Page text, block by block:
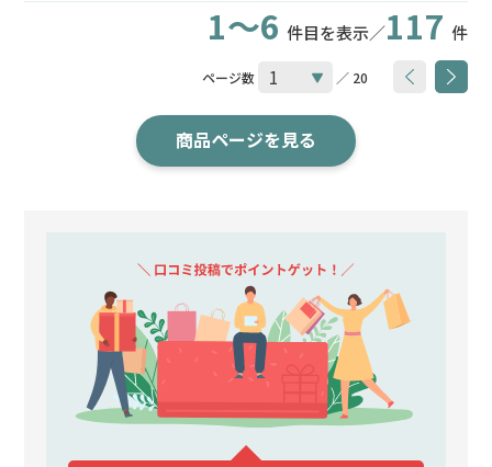
1～6 件目を表示／117 件
ページ数 ／ 20
商品ページを見る